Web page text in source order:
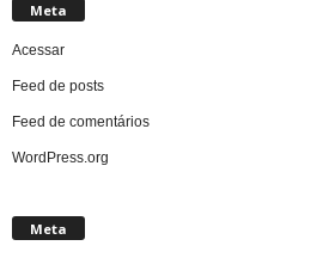
Meta
Acessar
Feed de posts
Feed de comentários
WordPress.org
Meta